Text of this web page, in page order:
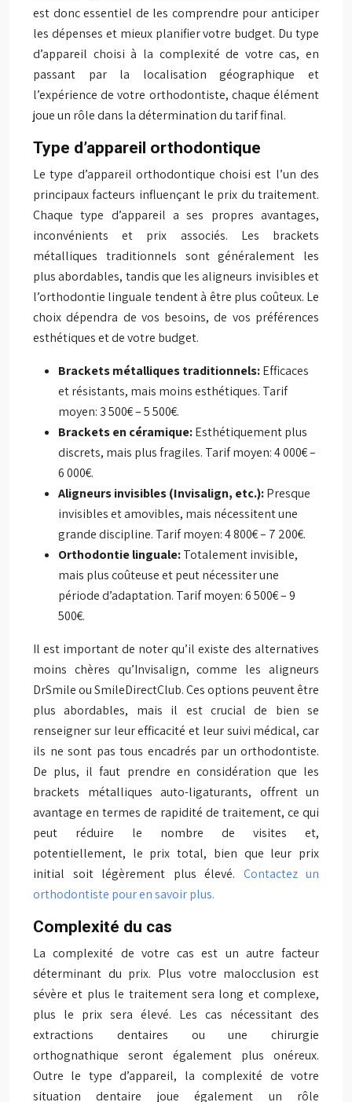
est donc essentiel de les comprendre pour anticiper
les dépenses et mieux planifier votre budget. Du type
d’appareil choisi à la complexité de votre cas, en
passant par la localisation géographique et
l’expérience de votre orthodontiste, chaque élément
joue un rôle dans la détermination du tarif final.
Type d’appareil orthodontique
Le type d’appareil orthodontique choisi est l’un des
principaux facteurs influençant le prix du traitement.
Chaque type d’appareil a ses propres avantages,
inconvénients et prix associés. Les brackets
métalliques traditionnels sont généralement les
plus abordables, tandis que les aligneurs invisibles et
l’orthodontie linguale tendent à être plus coûteux. Le
choix dépendra de vos besoins, de vos préférences
esthétiques et de votre budget.
Brackets métalliques traditionnels:Efficaces
et résistants, mais moins esthétiques. Tarif
moyen: 3 500€ – 5 500€.
Brackets en céramique:Esthétiquement plus
discrets, mais plus fragiles. Tarif moyen: 4 000€ –
6 000€.
Aligneurs invisibles (Invisalign, etc.):Presque
invisibles et amovibles, mais nécessitent une
grande discipline. Tarif moyen: 4 800€ – 7 200€.
Orthodontie linguale:Totalement invisible,
mais plus coûteuse et peut nécessiter une
période d’adaptation. Tarif moyen: 6 500€ – 9
500€.
Il est important de noter qu’il existe des alternatives
moins chères qu’Invisalign, comme les aligneurs
DrSmile ou SmileDirectClub. Ces options peuvent être
plus abordables, mais il est crucial de bien se
renseigner sur leur efficacité et leur suivi médical, car
ils ne sont pas tous encadrés par un orthodontiste.
De plus, il faut prendre en considération que les
brackets métalliques auto-ligaturants, offrent un
avantage en termes de rapidité de traitement, ce qui
peut réduire le nombre de visites et,
potentiellement, le prix total, bien que leur prix
initial soit légèrement plus élevé. Contactez un
orthodontiste pour en savoir plus.
Complexité du cas
La complexité de votre cas est un autre facteur
déterminant du prix. Plus votre malocclusion est
sévère et plus le traitement sera long et complexe,
plus le prix sera élevé. Les cas nécessitant des
extractions dentaires ou une chirurgie
orthognathique seront également plus onéreux.
Outre le type d’appareil, la complexité de votre
situation dentaire joue également un rôle